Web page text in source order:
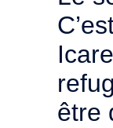
être